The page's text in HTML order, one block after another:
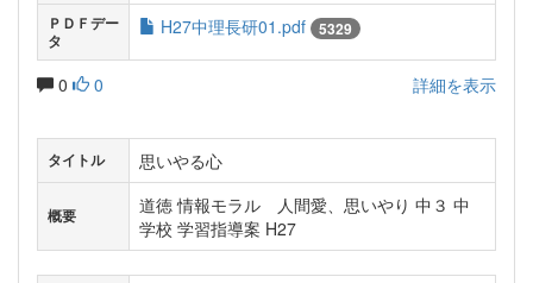
ＰＤＦデー
タ
H27中理長研01.pdf 5329
0 0 詳細を表示
タイトル 思いやる心
概要
道徳 情報モラル 人間愛、思いやり 中３ 中
学校 学習指導案 H27